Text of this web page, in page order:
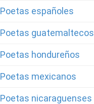
Poetas españoles
Poetas guatemaltecos
Poetas hondureños
Poetas mexicanos
Poetas nicaraguenses